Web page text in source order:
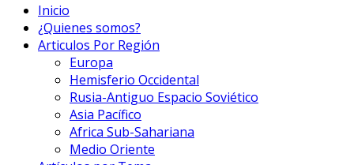
Inicio
¿Quienes somos?
Articulos Por Región
Europa
Hemisferio Occidental
Rusia-Antiguo Espacio Soviético
Asia Pacífico
Africa Sub-Sahariana
Medio Oriente